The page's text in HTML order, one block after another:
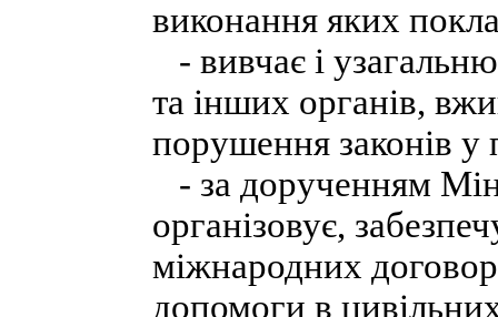
виконання яких
- вивчає і
та інших органів,
порушення законів у
- за дорученням
організовує,
міжнародних
допомоги в